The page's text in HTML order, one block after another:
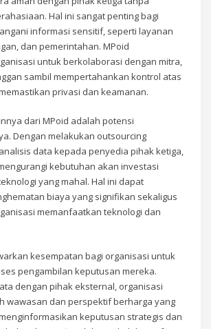
Hal ini sangat penting bagi
informasi sensitif, seperti layanan
dan pemerintahan. MPoid
untuk berkolaborasi dengan mitra,
sambil mempertahankan kontrol atas
privasi dan keamanan.
dari MPoid adalah potensi
Dengan melakukan outsourcing
data kepada penyedia pihak ketiga,
kebutuhan akan investasi
yang mahal. Hal ini dapat
biaya yang signifikan sekaligus
memanfaatkan teknologi dan
kesempatan bagi organisasi untuk
pengambilan keputusan mereka.
dengan pihak eksternal, organisasi
wawasan dan perspektif berharga yang
keputusan strategis dan